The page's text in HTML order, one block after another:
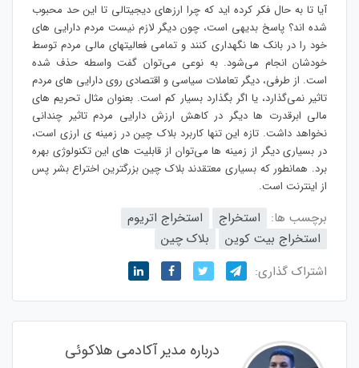
آیا تا به حال فکر کرده اید که چرا ارزهای دیجیتالی تا این حد محبوب
شده اند؟ پاسخ بدیهی است، چون دیگر لازم نیست مردم دارایی های
خود را در بانک ها نگهداری کنند و تمامی فعالیتهای مالی مردم توسط
خودشان انجام می‌شود. به نوعی می‌توان گفت واسطه حذف شده
است. از طرفی، دیگر تعاملات سیاسی و اقتصادی روی دارایی های مردم
تاثیر نمی‌گذارد، یا اگر بگذارد بسیار کم است. بعنوان مثال تحریم های
مالی ابرقدرت ها دیگر در کاهش ارزش دارایی مردم تاثیر چندانی
نخواهد داشت. تازه این تنها کاربرد بلاک چین در زمینه ی ارزی است،
در بسیاری دیگر از زمینه ها می‌توان از قابلیت های این تکنولوژی بهره
برد. همانطور که بسیاری معتقدند بلاک چین بزرگترین اختراع بشر پس
از اینترنت است.
برچسب ها: استخراج
استخراج اتریوم
استخراج بیت کوین
بلاک چین
اشتراک گذاری:
درباره مدیر آکادمی هلاکوئی